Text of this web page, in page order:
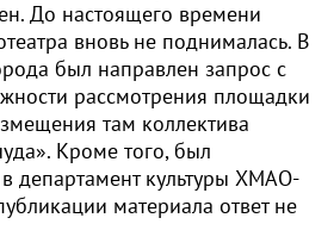
До настоящего времени
вновь не поднималась. В
был направлен запрос с
рассмотрения площадки
там коллектива
Кроме того, был
департамент культуры ХМАО-
материала ответ не